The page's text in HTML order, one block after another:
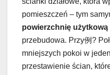
pomieszczeń – tym
powierzchnię użytkową
przebudowa. Przy例?
mniejszych pokoi w
przestawienie ścian,